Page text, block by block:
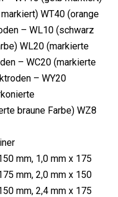
WT40 (orange
– WL10 (schwarz
WL20 (markierte
– WC20 (markierte
– WY20
braune Farbe) WZ8
mm, 1,0 mm x 175
mm, 2,0 mm x 150
mm, 2,4 mm x 175